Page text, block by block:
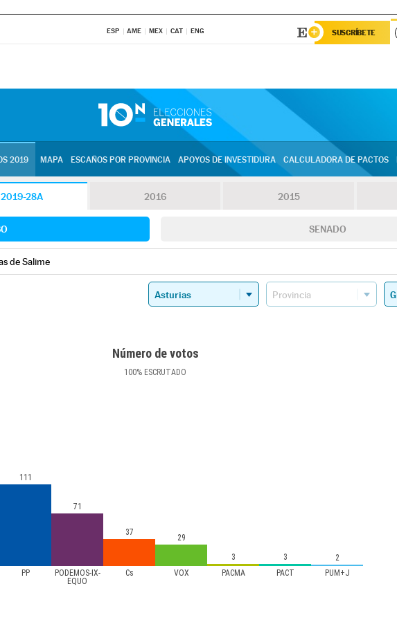
ESP AME MEX CAT ENG SUSCRÍBETE
2019 MAPA ESCAÑOS POR PROVINCIA APOYOS DE INVESTIDURA CALCULADORA DE PACTOS
2019-28A 2016 2015
SENADO
de Salime
Número de votos
100% ESCRUTADO
PP
PODEMOS-IX-
EQUO
Cs VOX PACMA PACT PUM+J
111
71
37
29
3
3 2